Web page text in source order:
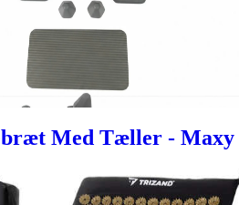
Med Tæller - Maxy